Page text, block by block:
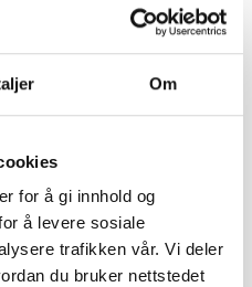
Om
for å gi innhold og
å levere sosiale
trafikken vår. Vi deler
du bruker nettstedet
– Jeg anser alle
enheter som gjør
både refleksjoner knyttet
med Kristian om
han mener 2001: A Space
som noen sinne er
i Berlin: